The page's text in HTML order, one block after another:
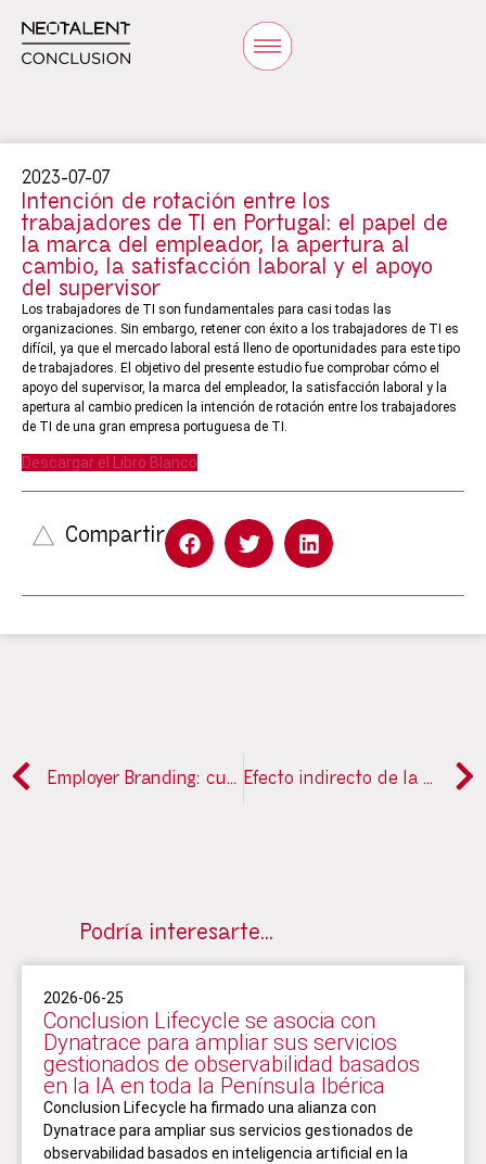
2023-07-07
Intención de rotación entre los
trabajadores de TI en Portugal: el papel de
la marca del empleador, la apertura al
cambio, la satisfacción laboral y el apoyo
del supervisor
Los trabajadores de TI son fundamentales para casi todas las
organizaciones. Sin embargo, retener con éxito a los trabajadores de TI es
difícil, ya que el mercado laboral está lleno de oportunidades para este tipo
de trabajadores. El objetivo del presente estudio fue comprobar cómo el
apoyo del supervisor, la marca del empleador, la satisfacción laboral y la
apertura al cambio predicen la intención de rotación entre los trabajadores
de TI de una gran empresa portuguesa de TI.
Descargar el Libro Blanco
Compartir
Employer Branding: cuando la organización aparece como una sola persona Efecto indirecto de la marca del empleador en la intención de abandonar el trabajo a través de la satisfacción laboral
Podría interesarte…
2026-06-25
Conclusion Lifecycle se asocia con
Dynatrace para ampliar sus servicios
gestionados de observabilidad basados
en la IA en toda la Península Ibérica
Conclusion Lifecycle ha firmado una alianza con
Dynatrace para ampliar sus servicios gestionados de
observabilidad basados en inteligencia artificial en la